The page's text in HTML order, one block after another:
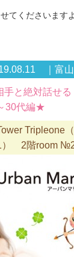
てくださいます
｜富山
と絶対話せる
30代編★
Tripleone
） 2階room